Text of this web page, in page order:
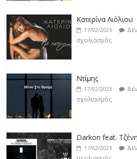
Ντίμης
17/02/2023
σχολιασμός
Darkon feat.
17/02/2023
σχολιασμός
Νεκτάριος Μαλλάς
17/02/2023